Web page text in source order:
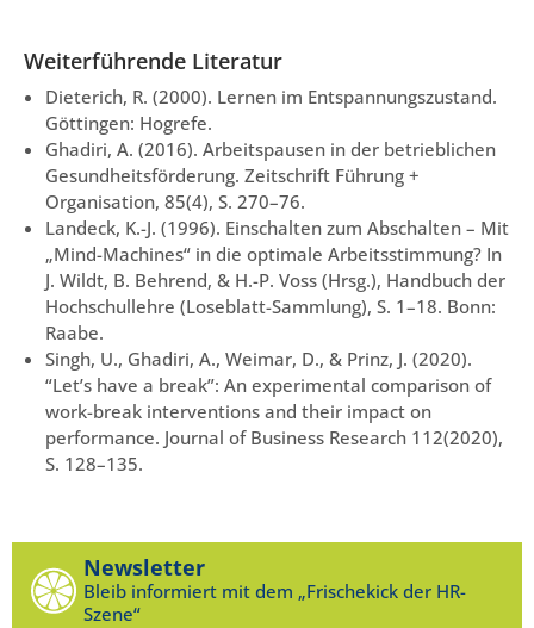
Weiterführende Literatur
Dieterich, R. (2000). Lernen im Entspannungszustand.
Göttingen: Hogrefe.
Ghadiri, A. (2016). Arbeitspausen in der betrieblichen
Gesundheitsförderung. Zeitschrift Führung +
Organisation, 85(4), S. 270–76.
Landeck, K.-J. (1996). Einschalten zum Abschalten – Mit
„Mind-Machines“ in die optimale Arbeitsstimmung? In
J. Wildt, B. Behrend, & H.-P. Voss (Hrsg.), Handbuch der
Hochschullehre (Loseblatt-Sammlung), S. 1–18. Bonn:
Raabe.
Singh, U., Ghadiri, A., Weimar, D., & Prinz, J. (2020).
“Let’s have a break”: An experimental comparison of
work-break interventions and their impact on
performance. Journal of Business Research 112(2020),
S. 128–135.
Newsletter
Bleib informiert mit dem „Frischekick der HR-
Szene“